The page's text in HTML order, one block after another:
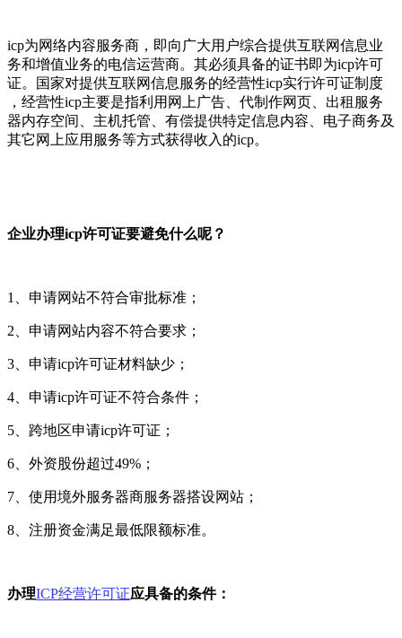
icp为网络内容服务商，即向广大用户综合提供互联网信息业
务和增值业务的电信运营商。其必须具备的证书即为icp许可
证。国家对提供互联网信息服务的经营性icp实行许可证制度
，经营性icp主要是指利用网上广告、代制作网页、出租服务
器内存空间、主机托管、有偿提供特定信息内容、电子商务及
其它网上应用服务等方式获得收入的icp。
企业办理icp许可证要避免什么呢？
1、申请网站不符合审批标准；
2、申请网站内容不符合要求；
3、申请icp许可证材料缺少；
4、申请icp许可证不符合条件；
5、跨地区申请icp许可证；
6、外资股份超过49%；
7、使用境外服务器商服务器搭设网站；
8、注册资金满足最低限额标准。
办理ICP经营许可证应具备的条件：